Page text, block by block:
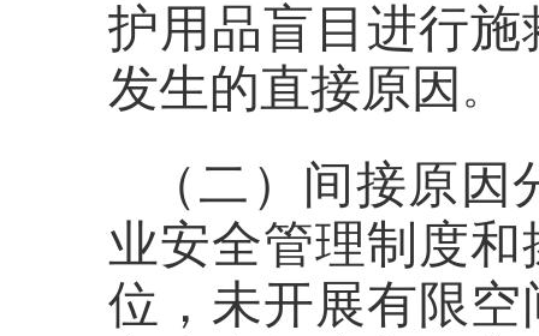
护用品盲目进行
发生的直接原因 。
（二）间接原因
业安全管理制度
位，未开展有限